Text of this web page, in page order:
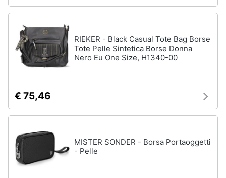
Orologi
donna
Vedi
tutti
Anelli
Orecchini
Collane
Vedi
RIEKER - Black Casual Tote Bag Borse
Tote Pelle Sintetica Borse Donna
Nero Eu One Size, H1340-00
€ 75,46
MISTER SONDER - Borsa Portaoggetti
- Pelle